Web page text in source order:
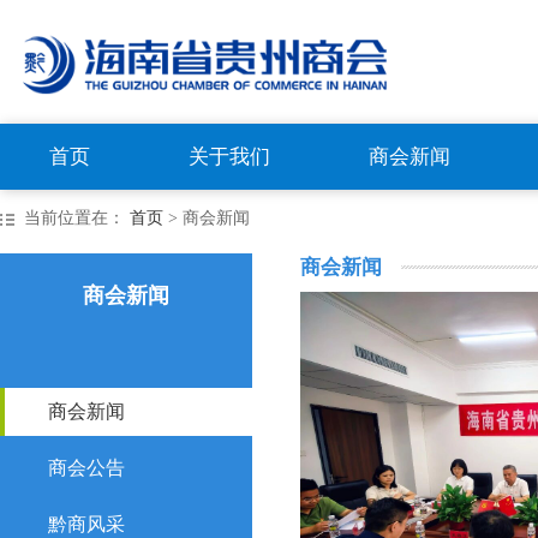
首页 关于我们 商会新闻
当前位置在： 首页 > 商会新闻
商会新闻
商会新闻
商会公告
黔商风采
商会新闻